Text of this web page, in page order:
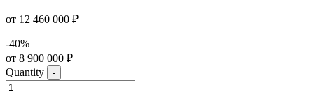
от 12 460 000 ₽
-40%
от 8 900 000 ₽
Quantity
-